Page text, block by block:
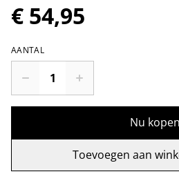
€ 54,95
AANTAL
Nu kopen
Toevoegen aan